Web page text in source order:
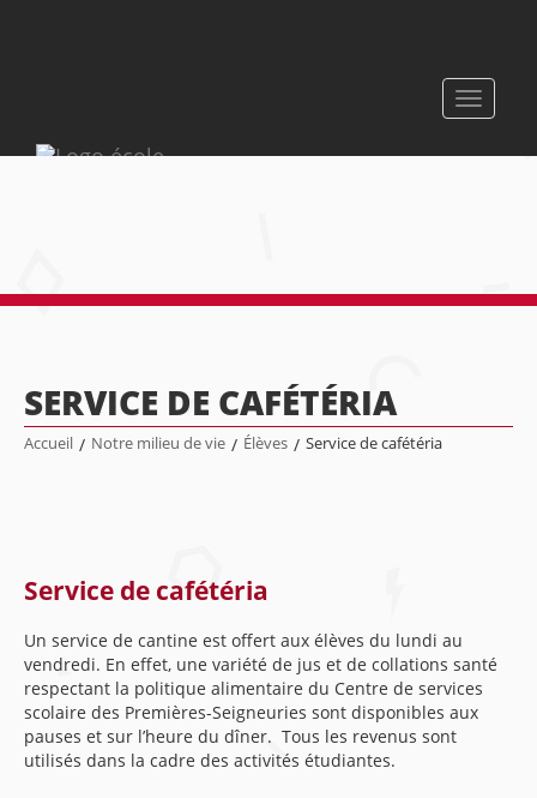
Toggle
SERVICE DE CAFÉTÉRIA
Accueil / Notre milieu de vie / Élèves / Service de cafétéria
Service de cafétéria
Un service de cantine est offert aux élèves du lundi au
vendredi. En effet, une variété de jus et de collations santé
respectant la politique alimentaire du Centre de services
scolaire des Premières-Seigneuries sont disponibles aux
pauses et sur l’heure du dîner. Tous les revenus sont
utilisés dans la cadre des activités étudiantes.